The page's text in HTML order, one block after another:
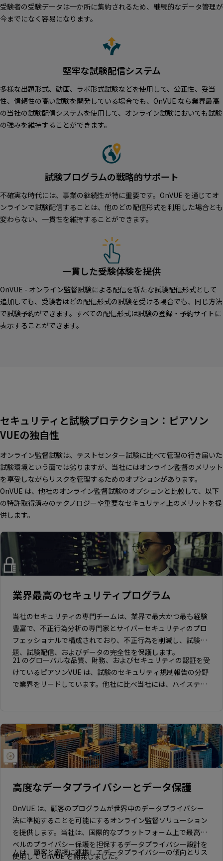
受験者の受験データは一か所に集約されるため、継続的なデータ管理が
今までになく容易になります。
堅牢な試験配信システム
多様な出題形式、動画、ラボ形式試験などを使用して、公正性、妥当
性、信頼性の高い試験を開発している場合でも、OnVUE なら業界最高
の当社の試験配信システムを使用して、オンライン試験においても試験
の強みを維持することができます。
試験プログラムの戦略的サポート
不確実な時代には、事業の継続性が特に重要です。OnVUE を通じてオ
ンラインで試験配信することは、他のどの配信形式を利用した場合とも
変わらない、一貫性を維持することができます。
一貫した受験体験を提供
OnVUE - オンライン監督試験による配信を新たな試験配信形式として
追加しても、受験者はどの配信形式の試験を受ける場合でも、同じ方法
で試験予約ができます。すべての配信形式は試験の登録・予約サイトに
表示することができます。
セキュリティと試験プロテクション：ピアソン
VUEの独自性
オンライン監督試験は、テストセンター試験に比べて管理の行き届いた
試験環境という面では劣りますが、当社にはオンライン監督のメリット
を享受しながらリスクを管理するためのオプションがあります。
OnVUE は、他社のオンライン監督試験のオプションと比較して、以下
の特許取得済みのテクノロジーや重要なセキュリティ上のメリットを提
供します。
業界最高のセキュリティプログラム
当社のセキュリティの専門チームは、業界で最大かつ最も経験
豊富で、不正行為分析の専門家とサイバーセキュリティのプロ
フェッショナルで構成されており、不正行為を削減し、試験問
題、試験配信、およびデータの完全性を保護します。
21 のグローバルな品質、財務、およびセキュリティの認証を受
けているピアソンVUE は、試験のセキュリティ規制報告の分野
で業界をリードしています。他社に比べ当社には、ハイステー
高度なデータプライバシーとデータ保護
OnVUE は、顧客のプログラムが世界中のデータプライバシー
法に準拠することを可能にするオンライン監督ソリューション
を提供します。当社は、国際的なプラットフォーム上で最高レ
ベルのプライバシー保護を担保するデータプライバシー設計を
使用して OnVUE を開発しました。
ムは、顧客と密接に連携してデータプライバシーの傾向とリス